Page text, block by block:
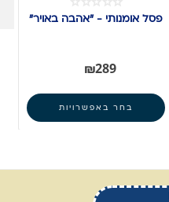
פסל אומנותי - "אהבה באויר"
₪289
בחר באפשרויות